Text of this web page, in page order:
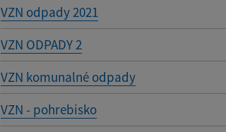
VZN odpady 2021
VZN ODPADY 2
VZN komunalné odpady
VZN - pohrebisko